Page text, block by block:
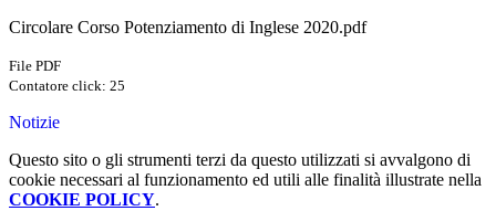
Circolare Corso Potenziamento di Inglese 2020.pdf
File PDF
Contatore click: 25
Notizie
Questo sito o gli strumenti terzi da questo utilizzati si avvalgono di
cookie necessari al funzionamento ed utili alle finalità illustrate nella
COOKIE POLICY.